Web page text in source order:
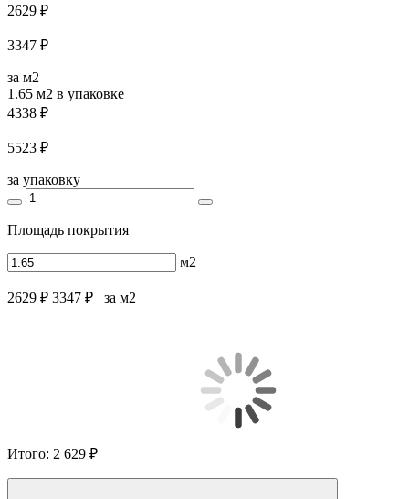
2629 ₽
3347 ₽
за м2
1.65 м2 в упаковке
4338 ₽
5523 ₽
за упаковку
Площадь покрытия
м2
2629 ₽ 3347 ₽ за м2
Итого: 2 629 ₽